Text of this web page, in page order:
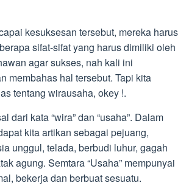
kesuksesan tersebut, mereka harus
sifat-sifat yang harus dimiliki oleh
agar sukses, nah kali ini
membahas hal tersebut. Tapi kita
tentang wirausaha, okey !.
dari kata “wira” dan “usaha”. Dalam
kita artikan sebagai pejuang,
unggul, telada, berbudi luhur, gagah
agung. Semtara “Usaha” mempunyai
bekerja dan berbuat sesuatu.